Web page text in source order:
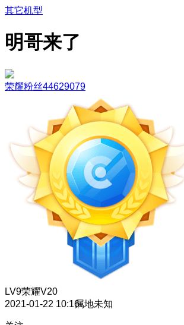
其它机型
明哥来了
荣耀粉丝44629079
LV9荣耀V20
2021-01-22 10:16属地未知